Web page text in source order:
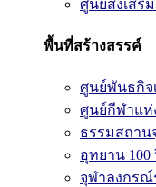
ศูนย์ส่งเสริ
พื้นที่สร้างสรรค์
ศูนย์พันธกิจ
ศูนย์กีฬาแห่
ธรรมสถา
อุทยาน 100
จุฬาลงกร